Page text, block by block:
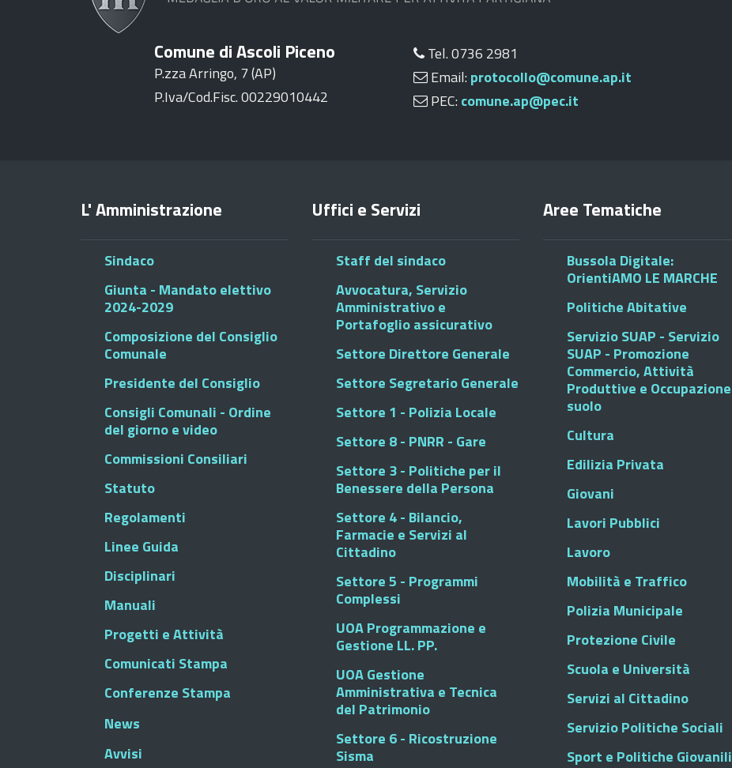
Comune di Ascoli Piceno
P.zza Arringo, 7 (AP)
P.Iva/Cod.Fisc. 00229010442
Tel. 0736 2981
Email: protocollo@comune.ap.it
PEC: comune.ap@pec.it
L' Amministrazione
Sindaco
Giunta - Mandato elettivo
2024-2029
Composizione del Consiglio
Comunale
Presidente del Consiglio
Consigli Comunali - Ordine
del giorno e video
Commissioni Consiliari
Statuto
Regolamenti
Linee Guida
Disciplinari
Manuali
Progetti e Attività
Comunicati Stampa
Conferenze Stampa
News
Avvisi
Uffici e Servizi
Staff del sindaco
Avvocatura, Servizio
Amministrativo e
Portafoglio assicurativo
Settore Direttore Generale
Settore Segretario Generale
Settore 1 - Polizia Locale
Settore 8 - PNRR - Gare
Settore 3 - Politiche per il
Benessere della Persona
Settore 4 - Bilancio,
Farmacie e Servizi al
Cittadino
Settore 5 - Programmi
Complessi
UOA Programmazione e
Gestione LL. PP.
UOA Gestione
Amministrativa e Tecnica
del Patrimonio
Settore 6 - Ricostruzione
Sisma
Aree Tematiche
Bussola Digitale:
OrientiAMO LE MARCHE
Politiche Abitative
Servizio SUAP - Servizio
SUAP - Promozione
Commercio, Attività
Produttive e Occupazione
suolo
Cultura
Edilizia Privata
Giovani
Lavori Pubblici
Lavoro
Mobilità e Traffico
Polizia Municipale
Protezione Civile
Scuola e Università
Servizi al Cittadino
Servizio Politiche Sociali
Sport e Politiche Giovanili